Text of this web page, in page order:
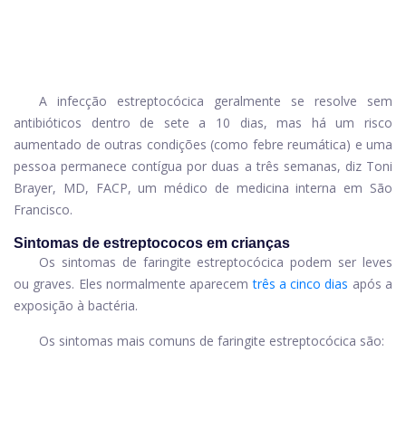
A infecção estreptocócica geralmente se resolve sem
antibióticos dentro de sete a 10 dias, mas há um risco
aumentado de outras condições (como febre reumática) e uma
pessoa permanece contígua por duas a três semanas, diz Toni
Brayer, MD, FACP, um médico de medicina interna em São
Francisco.
Sintomas de estreptococos em crianças
Os sintomas de faringite estreptocócica podem ser leves
ou graves. Eles normalmente aparecem três a cinco dias após a
exposição à bactéria.
Os sintomas mais comuns de faringite estreptocócica são: